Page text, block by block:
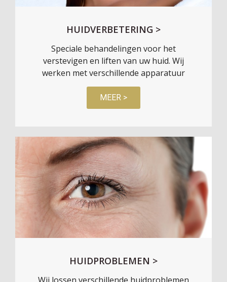
HUIDVERBETERING >
Speciale behandelingen voor het
verstevigen en liften van uw huid. Wij
werken met verschillende apparatuur
MEER >
HUIDPROBLEMEN >